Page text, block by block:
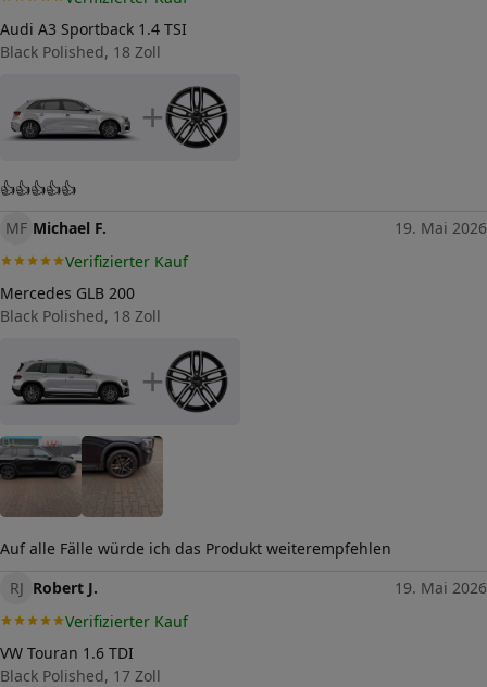
Fahrzeug wählen und Felgengutachten erhalten
Breite (in Zoll)
Lochkreis (Anzahl der Löcher)
Lochkreis-Durchmesser (in mm)
Mittenloch-Durchmesser (in
mm)
Gewicht (in kg)
Allgemeine Produktsicherheit
Herstellerkontakt
ALCAR WHEELS GMBH,
Leobersdorferstraße 24 2552
Hirtenberg Österreich,
Audi A3 Sportback 1.4 TSI
Black Polished, 18 Zoll
+
👍👍👍👍👍
MF Michael F.
19. Mai 2026
Verifizierter Kauf
Mercedes GLB 200
Black Polished, 18 Zoll
+
Auf alle Fälle würde ich das Produkt weiterempfehlen
RJ Robert J.
19. Mai 2026
Verifizierter Kauf
VW Touran 1.6 TDI
Black Polished, 17 Zoll